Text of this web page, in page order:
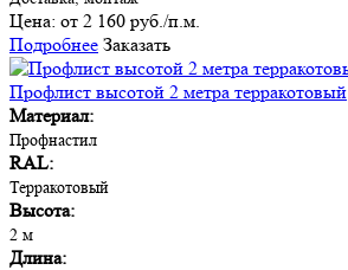
Цена: от 2 160 руб./п.м.
Подробнее Заказать
Профлист высотой 2 метра терракотовый
Материал:
Профнастил
RAL:
Терракотовый
Высота:
2 м
Длина: